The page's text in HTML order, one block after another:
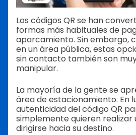
Los códigos QR se han
formas más habituales de
aparcamiento. Sin embargo,
en un área pública, estas
sin contacto también son
manipular.
La mayoría de la gente se
área de estacionamiento. En
autenticidad del código QR
simplemente quieren realizar
dirigirse hacia su destino.